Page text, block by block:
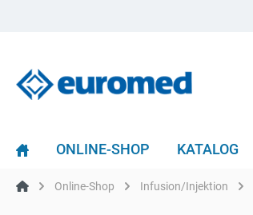
ONLINE-SHOP KATALOG
Online-Shop Infusion/Injektion